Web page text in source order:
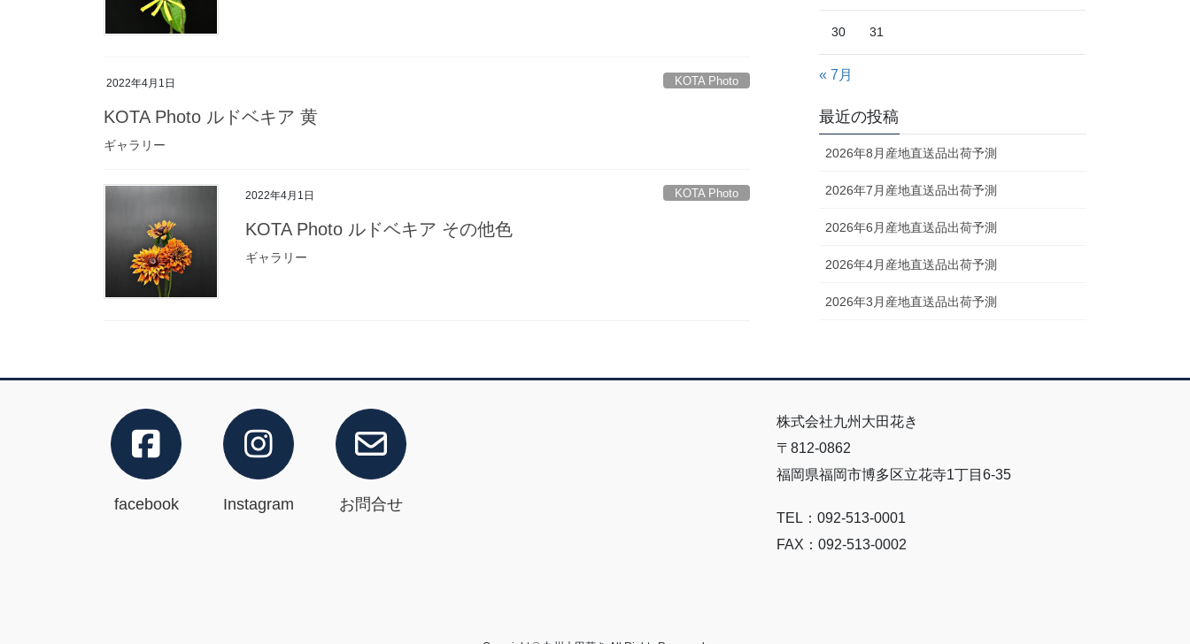
2022年4月1日 KOTA Photo
KOTA Photo ルドベキア 黄
ギャラリー
2022年4月1日 KOTA Photo
KOTA Photo ルドベキア その他色
ギャラリー
30 31
« 7月
最近の投稿
2026年8月産地直送品出荷予測
2026年7月産地直送品出荷予測
2026年6月産地直送品出荷予測
2026年4月産地直送品出荷予測
2026年3月産地直送品出荷予測
facebook Instagram お問合せ
株式会社九州大田花き
〒812-0862
福岡県福岡市博多区立花寺1丁目6-35
TEL：092-513-0001
FAX：092-513-0002